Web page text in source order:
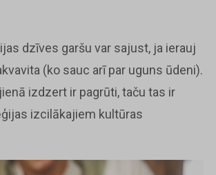
dzīves garšu var sajust, ja ierauj
(ko sauc arī par uguns ūdeni).
izdzert ir pagrūti, taču tas ir
izcilākajiem kultūras